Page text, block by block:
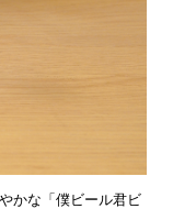
かな「僕ビール君ビ